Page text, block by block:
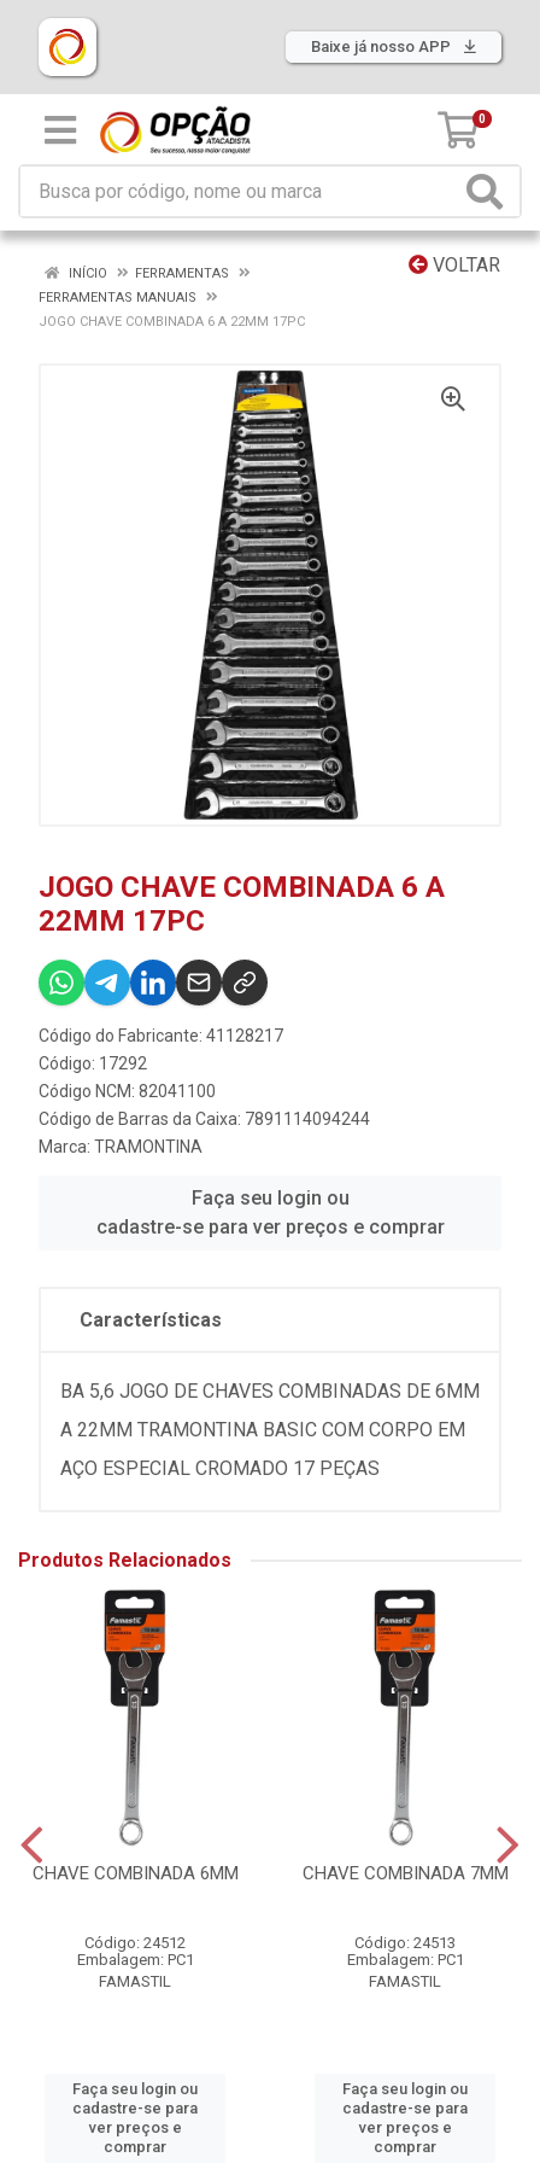
Baixe já nosso APP
0
VOLTAR
INÍCIO
FERRAMENTAS
FERRAMENTAS MANUAIS
JOGO CHAVE COMBINADA 6 A 22MM 17PC
JOGO CHAVE COMBINADA 6 A
22MM 17PC
Código do Fabricante: 41128217
Código: 17292
Código NCM: 82041100
Código de Barras da Caixa: 7891114094244
Marca: TRAMONTINA
Faça seu login ou
cadastre-se para ver preços e comprar
Características
BA 5,6 JOGO DE CHAVES COMBINADAS DE 6MM
A 22MM TRAMONTINA BASIC COM CORPO EM
AÇO ESPECIAL CROMADO 17 PEÇAS
Produtos Relacionados
CHAVE COMBINADA 6MM
Código: 24512
Embalagem: PC1
FAMASTIL
Faça seu login ou
cadastre-se para
ver preços e
comprar
CHAVE COMBINADA 7MM
Código: 24513
Embalagem: PC1
FAMASTIL
Faça seu login ou
cadastre-se para
ver preços e
comprar